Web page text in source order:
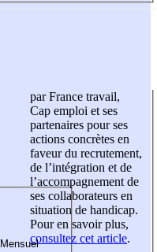
par France travail,
Cap emploi et ses
partenaires pour ses
actions concrètes en
faveur du recrutement,
de l’intégration et de
l’accompagnement de
ses collaborateurs en
situation de handicap.
Pour en savoir plus,
consultez cet article.